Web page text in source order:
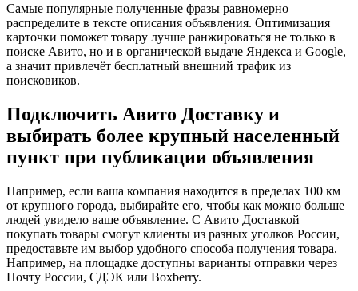
Самые популярные полученные фразы равномерно
распределите в тексте описания объявления. Оптимизация
карточки поможет товару лучше ранжироваться не только в
поиске Авито, но и в органической выдаче Яндекса и Google,
а значит привлечёт бесплатный внешний трафик из
поисковиков.
Подключить Авито Доставку и
выбирать более крупный населенный
пункт при публикации объявления
Например, если ваша компания находится в пределах 100 км
от крупного города, выбирайте его, чтобы как можно больше
людей увидело ваше объявление. С Авито Доставкой
покупать товары смогут клиенты из разных уголков России,
предоставьте им выбор удобного способа получения товара.
Например, на площадке доступны варианты отправки через
Почту России, СДЭК или Boxberry.